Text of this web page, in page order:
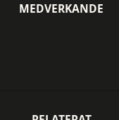
MEDVERKANDE